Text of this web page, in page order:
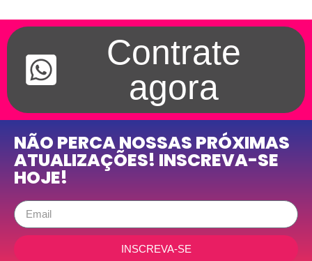
Contrate
agora
NÃO PERCA NOSSAS PRÓXIMAS
ATUALIZAÇÕES! INSCREVA-SE
HOJE!
INSCREVA-SE